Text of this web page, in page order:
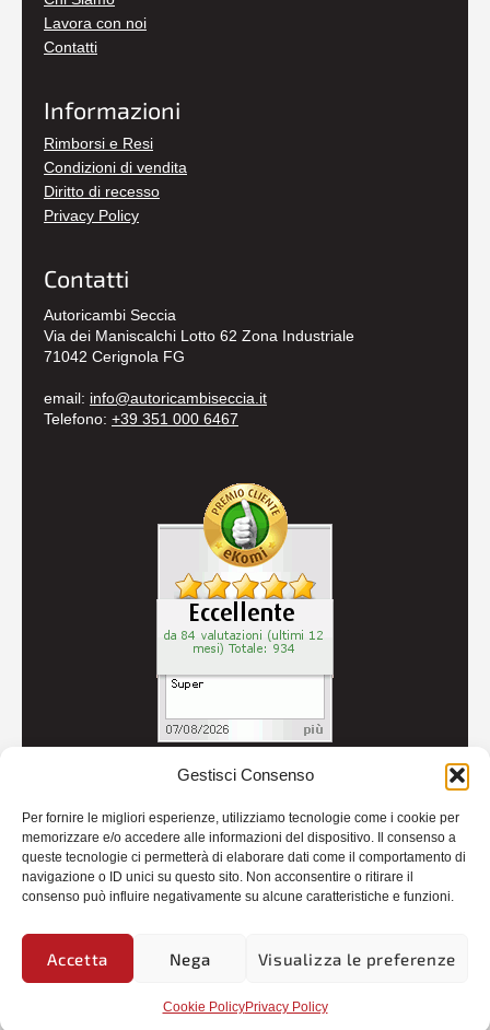
Gestisci Consenso
Per fornire le migliori esperienze, utilizziamo tecnologie come i cookie per
memorizzare e/o accedere alle informazioni del dispositivo. Il consenso a
queste tecnologie ci permetterà di elaborare dati come il comportamento di
navigazione o ID unici su questo sito. Non acconsentire o ritirare il
consenso può influire negativamente su alcune caratteristiche e funzioni.
Accetta Nega Visualizza le preferenze
Cookie PolicyPrivacy Policy
Lavora con noi
Contatti
Informazioni
Rimborsi e Resi
Condizioni di vendita
Diritto di recesso
Privacy Policy
Contatti
Autoricambi Seccia
Via dei Maniscalchi Lotto 62 Zona Industriale
71042 Cerignola FG
email: info@autoricambiseccia.it
Telefono: +39 351 000 6467
Credits